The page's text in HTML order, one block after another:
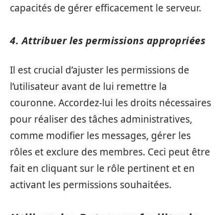
capacités de gérer efficacement le serveur.
4. Attribuer les permissions appropriées
Il est crucial d’ajuster les permissions de
l’utilisateur avant de lui remettre la
couronne. Accordez-lui les droits nécessaires
pour réaliser des tâches administratives,
comme modifier les messages, gérer les
rôles et exclure des membres. Ceci peut être
fait en cliquant sur le rôle pertinent et en
activant les permissions souhaitées.